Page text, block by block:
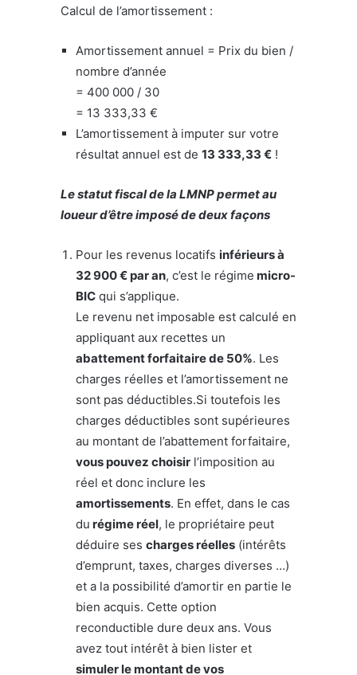
Calcul de l’amortissement :
Amortissement annuel = Prix du bien /
nombre d’année
= 400 000 / 30
= 13 333,33 €
L’amortissement à imputer sur votre
résultat annuel est de 13 333,33 € !
Le statut fiscal de la LMNP permet au
loueur d’être imposé de deux façons
Pour les revenus locatifs inférieurs à
32 900 € par an, c’est le régime micro-
BIC qui s’applique.
Le revenu net imposable est calculé en
appliquant aux recettes un
abattement forfaitaire de 50%. Les
charges réelles et l’amortissement ne
sont pas déductibles.Si toutefois les
charges déductibles sont supérieures
au montant de l’abattement forfaitaire,
vous pouvez choisir l’imposition au
réel et donc inclure les
amortissements. En effet, dans le cas
du régime réel, le propriétaire peut
déduire ses charges réelles (intérêts
d’emprunt, taxes, charges diverses …)
et a la possibilité d’amortir en partie le
bien acquis. Cette option
reconductible dure deux ans. Vous
avez tout intérêt à bien lister et
simuler le montant de vos